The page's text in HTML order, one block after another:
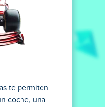
te permiten
coche, una